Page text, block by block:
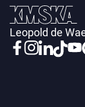
Leopold de